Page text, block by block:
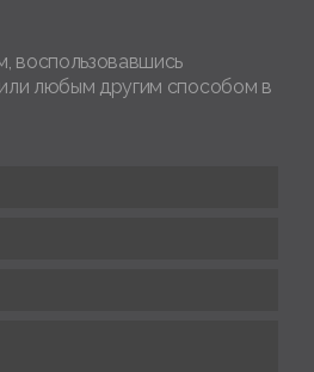
воспользовавшись
любым другим способом в